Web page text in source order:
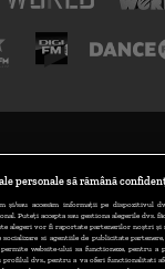
ABONARE DIGI TV
GESTIONAȚI PREFERINȚELE
personale să rămână
și/sau accesăm informații pe dispozitivul
Puteți accepta sau gestiona alegerile dvs.
alegeri vor fi raportate partenerilor noștri și
si agentiile de publicitate
website-ului sa functioneze, pentru
profilul dvs., pentru a va oferi functionalitati